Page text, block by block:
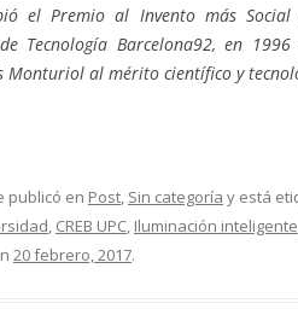
el Premio al Invento más
Tecnología Barcelona92, en
Monturiol al mérito científico y
publicó en Post Sin categoría y está
CREB UPC Iluminación inteligente
20 febrero, 2017.